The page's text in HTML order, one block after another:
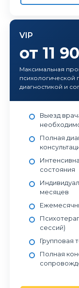
VIP
от 11
Максимальная
диагностикой и
Выезд
Полная
состояния
месяцев
сессий)
Групповая
Полная